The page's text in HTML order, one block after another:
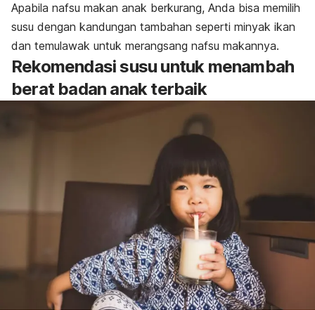
Apabila nafsu makan anak berkurang, Anda bisa memilih
susu dengan kandungan tambahan seperti minyak ikan
dan temulawak untuk merangsang nafsu makannya.
Rekomendasi susu untuk menambah
berat badan anak terbaik